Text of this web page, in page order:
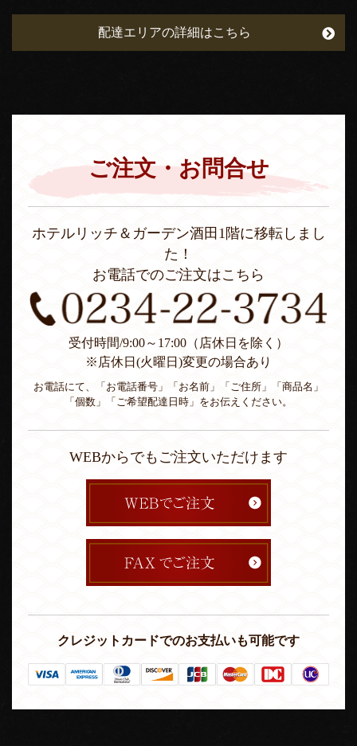
配達エリアの詳細はこちら
ご注文・お問合せ
ホテルリッチ＆ガーデン酒田1階に移転しまし
た！
お電話でのご注文はこちら
受付時間/9:00～17:00（店休日を除く）
※店休日(火曜日)変更の場合あり
お電話にて、「お電話番号」「お名前」「ご住所」「商品名」
「個数」「ご希望配達日時」をお伝えください。
WEBからでもご注文いただけます
クレジットカードでのお支払いも可能です